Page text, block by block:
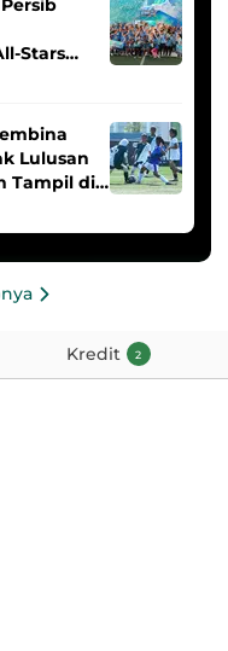
Stars
Lulusan
Tampil di
Kredit 2